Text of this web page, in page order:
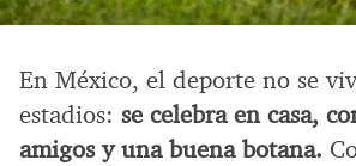
En México, el deporte no se
estadios: se celebra en casa,
amigos y una buena botana.